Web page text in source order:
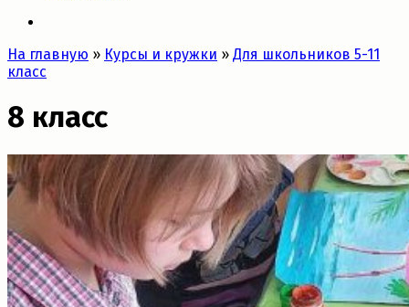
На главную » Курсы и кружки » Для школьников 5-11
класс
8 класс